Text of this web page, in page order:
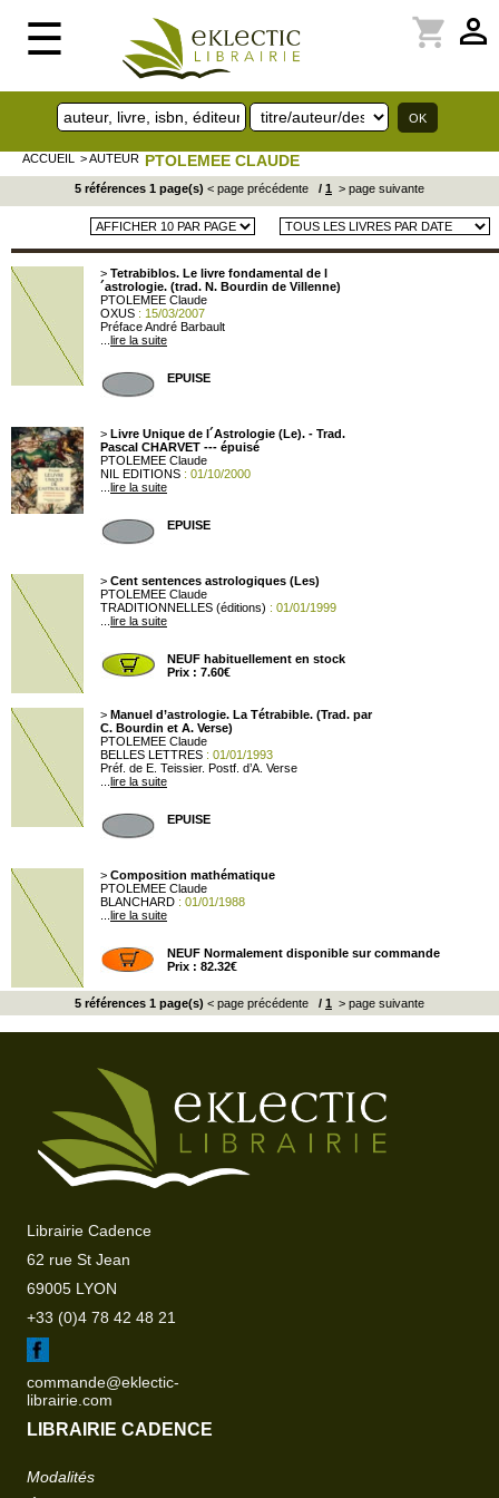
☰ perm_identity
shopping_cart
ACCUEIL > AUTEUR PTOLEMEE CLAUDE
5 références 1 page(s) < page précédente / 1 > page suivante
> Tetrabiblos. Le livre fondamental de l
´astrologie. (trad. N. Bourdin de Villenne)
PTOLEMEE Claude
OXUS : 15/03/2007
Préface André Barbault
lire la suite
EPUISE
> Livre Unique de l´Astrologie (Le). - Trad.
Pascal CHARVET --- épuisé
PTOLEMEE Claude
NIL EDITIONS : 01/10/2000
lire la suite
EPUISE
> Cent sentences astrologiques (Les)
PTOLEMEE Claude
TRADITIONNELLES (éditions) : 01/01/1999
lire la suite
NEUF habituellement en stock
Prix : 7.60€
> Manuel d’astrologie. La Tétrabible. (Trad. par
C. Bourdin et A. Verse)
PTOLEMEE Claude
BELLES LETTRES : 01/01/1993
Préf. de E. Teissier. Postf. d’A. Verse
lire la suite
EPUISE
> Composition mathématique
PTOLEMEE Claude
BLANCHARD : 01/01/1988
lire la suite
NEUF Normalement disponible sur commande
Prix : 82.32€
5 références 1 page(s) < page précédente / 1 > page suivante
Librairie Cadence
62 rue St Jean
69005 LYON
+33 (0)4 78 42 48 21
commande@eklectic-
librairie.com
LIBRAIRIE CADENCE
Modalités